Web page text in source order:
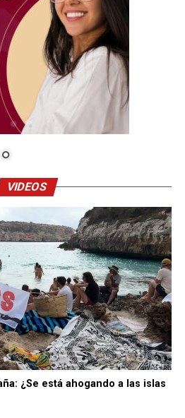
VIDEOS
¿Se está ahogando a las islas